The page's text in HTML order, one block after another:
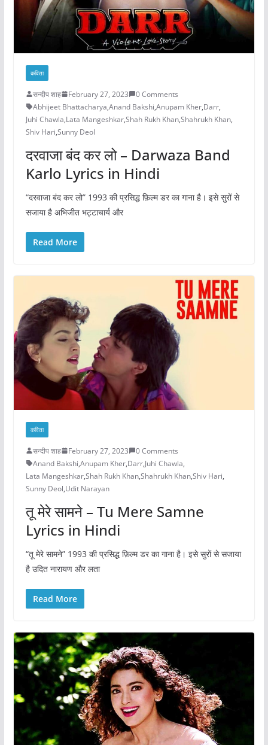
कविता
सन्दीप शाह February 27, 2023
0 Comments
Abhijeet Bhattacharya,Anand Bakshi,Anupam Kher,Darr,
Juhi Chawla,Lata Mangeshkar,Shah Rukh Khan,Shahrukh Khan,
Shiv Hari,Sunny Deol
दरवाजा बंद कर लो – Darwaza Band
Karlo Lyrics in Hindi
“दरवाजा बंद कर लो” 1993 की प्रसिद्ध फ़िल्म डर का गाना है। इसे सुरों से
सजाया है अभिजीत भट्टाचार्य और
Read More
कविता
सन्दीप शाह February 27, 2023
0 Comments
Anand Bakshi,Anupam Kher,Darr,Juhi Chawla,
Lata Mangeshkar,Shah Rukh Khan,Shahrukh Khan,Shiv Hari,
Sunny Deol,Udit Narayan
तू मेरे सामने – Tu Mere Samne
Lyrics in Hindi
“तू मेरे सामने” 1993 की प्रसिद्ध फ़िल्म डर का गाना है। इसे सुरों से सजाया
है उदित नारायण और लता
Read More